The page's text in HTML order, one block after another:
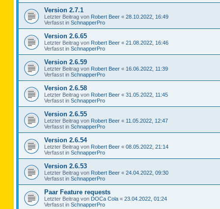
Version 2.7.1
Letzter Beitrag von Robert Beer « 28.10.2022, 16:49
Verfasst in SchnapperPro
Version 2.6.65
Letzter Beitrag von Robert Beer « 21.08.2022, 16:46
Verfasst in SchnapperPro
Version 2.6.59
Letzter Beitrag von Robert Beer « 16.06.2022, 11:39
Verfasst in SchnapperPro
Version 2.6.58
Letzter Beitrag von Robert Beer « 31.05.2022, 11:45
Verfasst in SchnapperPro
Version 2.6.55
Letzter Beitrag von Robert Beer « 11.05.2022, 12:47
Verfasst in SchnapperPro
Version 2.6.54
Letzter Beitrag von Robert Beer « 08.05.2022, 21:14
Verfasst in SchnapperPro
Version 2.6.53
Letzter Beitrag von Robert Beer « 24.04.2022, 09:30
Verfasst in SchnapperPro
Paar Feature requests
Letzter Beitrag von DOCa Cola « 23.04.2022, 01:24
Verfasst in SchnapperPro